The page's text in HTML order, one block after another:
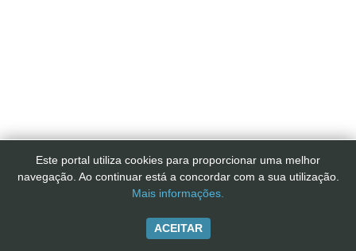
Este portal utiliza cookies para proporcionar uma melhor
navegação. Ao continuar está a concordar com a sua utilização.
Mais informações.
ACEITAR